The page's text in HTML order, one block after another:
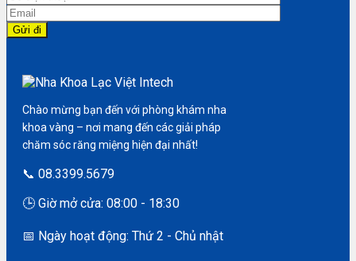
Chào mừng bạn đến với phòng khám nha
khoa vàng – nơi mang đến các giải pháp
chăm sóc răng miệng hiện đại nhất!
📞 08.3399.5679
🕒 Giờ mở cửa: 08:00 - 18:30
📅 Ngày hoạt động: Thứ 2 - Chủ nhật